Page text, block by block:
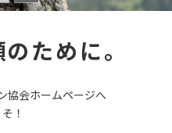
ために。
協会ホームページへ
！